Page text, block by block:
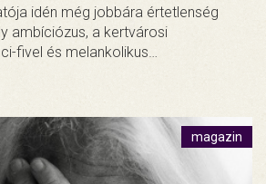
idén még jobbára értetlenség
ambíciózus, a kertvárosi
fivel és melankolikus…
magazin